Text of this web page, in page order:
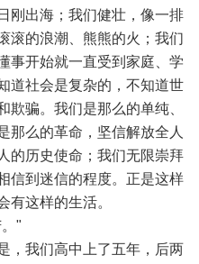
刚出海；我们健壮，像一排
滚的浪潮、熊熊的火；我们
事开始就一直受到家庭、学
道社会是复杂的，不知道世
欺骗。我们是那么的单纯、
那么的革命，坚信解放全人
的历史使命；我们无限崇拜
信到迷信的程度。正是这样
有这样的生活。
"
我们高中上了五年，后两